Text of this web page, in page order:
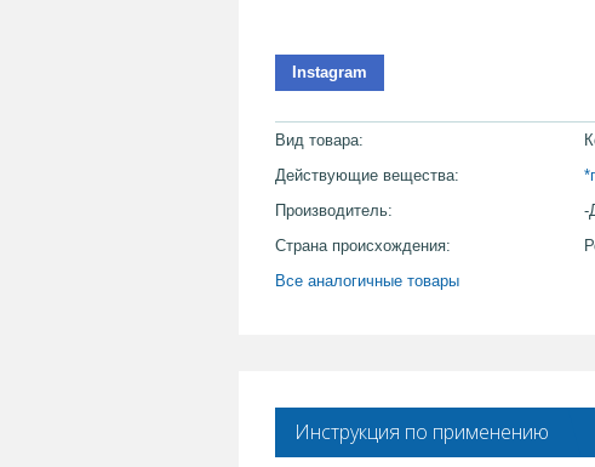
Instagram
Вид товара:
Действующие вещества:
Производитель:
-
Страна происхождения:
Все аналогичные товары
Инструкция по применению